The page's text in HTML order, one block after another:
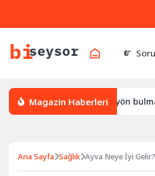
Magazin Haberleri
bulur, leylek yön bulması,
Ana Sayfa Sağlık Ayva Neye İyi